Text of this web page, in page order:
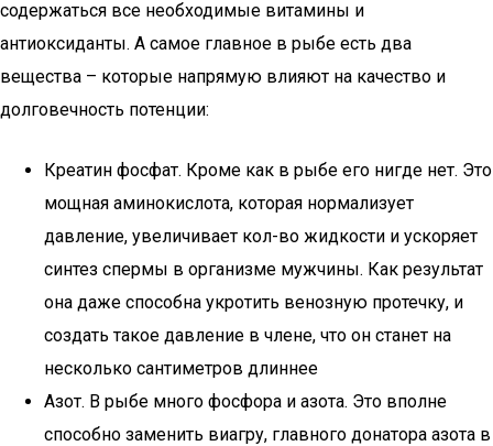
содержаться все необходимые витамины и
антиоксиданты. А самое главное в рыбе есть два
вещества – которые напрямую влияют на качество и
долговечность потенции:
Креатин фосфат. Кроме как в рыбе его нигде нет. Это
мощная аминокислота, которая нормализует
давление, увеличивает кол-во жидкости и ускоряет
синтез спермы в организме мужчины. Как результат
она даже способна укротить венозную протечку, и
создать такое давление в члене, что он станет на
несколько сантиметров длиннее
Азот. В рыбе много фосфора и азота. Это вполне
способно заменить виагру, главного донатора азота в